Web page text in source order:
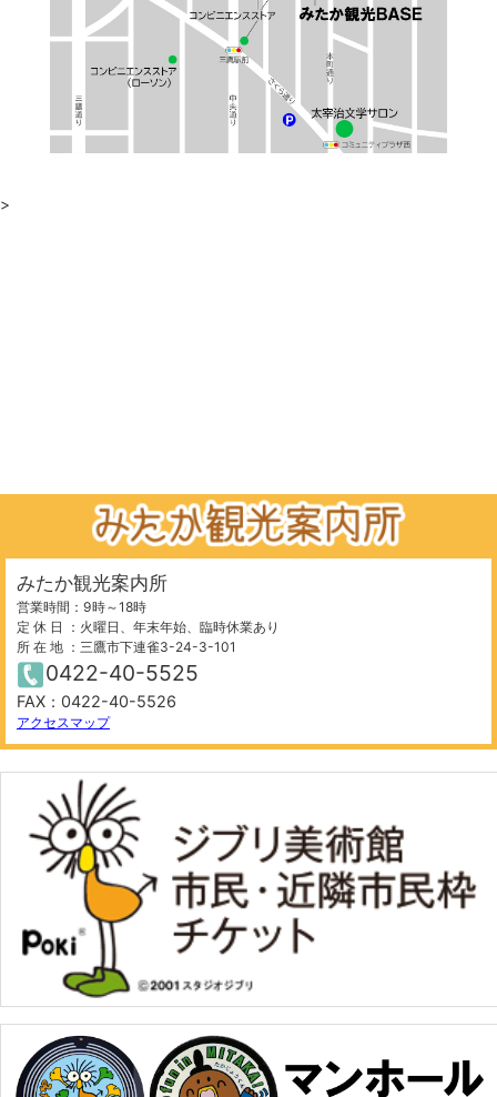
>
みたか観光案内所
営業時間：9時～18時
定 休 日 ：火曜日、年末年始、臨時休業あり
所 在 地 ：三鷹市下連雀3-24-3-101
0422-40-5525
FAX：0422-40-5526
アクセスマップ